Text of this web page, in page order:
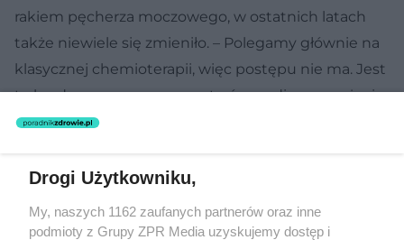
rakiem pęcherza moczowego, w ostatnich latach
także niewiele się zmieniło. – Polegamy głównie na
klasycznej chemioterapii, więc postępu nie ma. Jest
to bardzo agresywny nowotwór, mediana przeżycia
pacjenta niestety tutaj się nie wydłuża –
Serwis PoradnikZdrowie.pl ma charakter edukacyjny, nie stanowi i
nie zastępuje porady lekarskiej. Redakcja serwisu dokłada wszelkich
starań, aby informacje w nim zawarte były poprawne merytorycznie,
Drogi Użytkowniku,
My, naszych 1162 zaufanych partnerów oraz inne
podmioty z Grupy ZPR Media uzyskujemy dostęp i